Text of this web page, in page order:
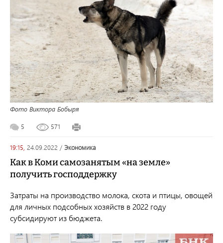
Фото Виктора Бобыря
5 571
19:15, 24.09.2022 / экономика
Как в Коми самозанятым «на земле»
получить господдержку
Затраты на производство молока, скота и птицы, овощей
для личных подсобных хозяйств в 2022 году
субсидируют из бюджета.